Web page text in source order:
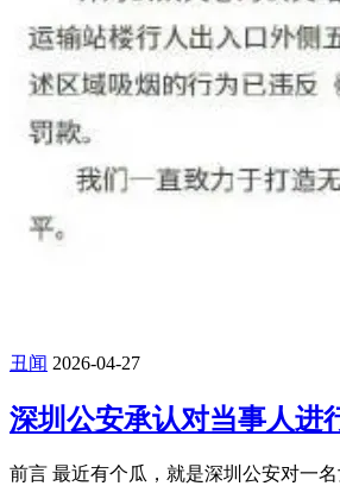
丑闻 2026-04-27
深圳公安承认对当事人进
前言 最近有个瓜，就是深圳公安对一